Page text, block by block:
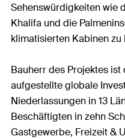
Sehenswürdigkeiten wie
Khalifa und die
klimatisierten Kabinen zu
Bauherr des Projektes
aufgestellte globale
Niederlassungen in 13
Beschäftigten in zehn
Gastgewerbe, Freizeit &